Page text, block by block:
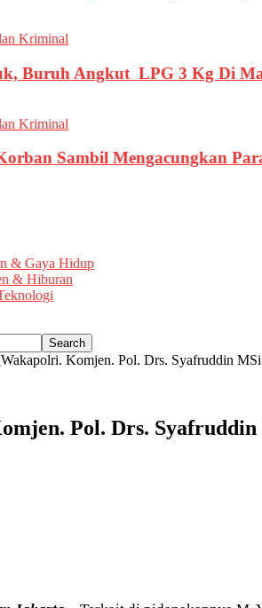
Kriminal
Buruh Angkut LPG 3 Kg Di
Kriminal
Sambil Mengacungkan
& Gaya Hidup
& Hiburan
Wakapolri. Komjen. Pol. Drs. Syafruddin
Pol. Drs.